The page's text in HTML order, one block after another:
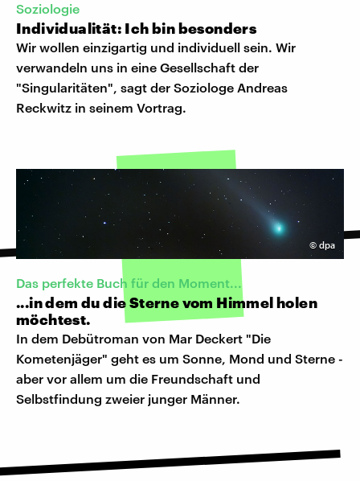
Soziologie
Individualität: Ich bin besonders
Wir wollen einzigartig und individuell sein. Wir
verwandeln uns in eine Gesellschaft der
"Singularitäten", sagt der Soziologe Andreas
Reckwitz in seinem Vortrag.
© dpa
Das perfekte Buch für den Moment...
...in dem du die Sterne vom Himmel holen
möchtest.
In dem Debütroman von Mar Deckert "Die
Kometenjäger" geht es um Sonne, Mond und Sterne -
aber vor allem um die Freundschaft und
Selbstfindung zweier junger Männer.